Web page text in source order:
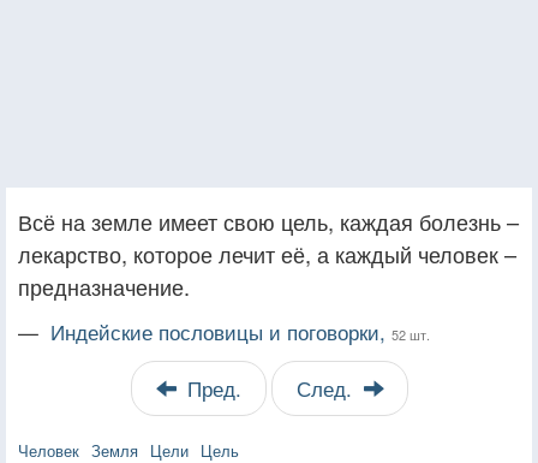
Всё на земле имеет свою цель, каждая болезнь –
лекарство, которое лечит её, а каждый человек –
предназначение.
— Индейские пословицы и поговорки, 52 шт.
Пред. След.
Человек Земля Цели Цель